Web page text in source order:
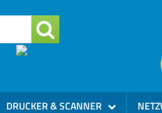
DRUCKER & SCANNER